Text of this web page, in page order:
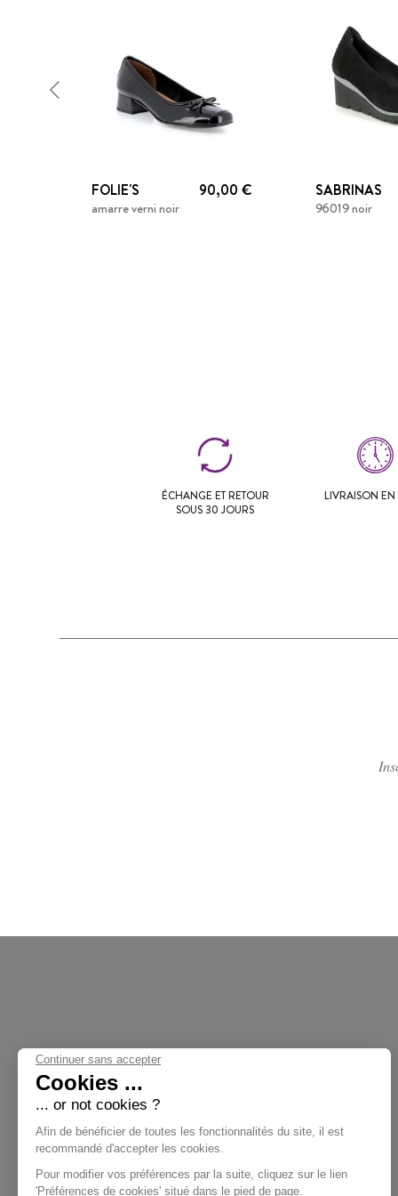
FOLIE'S 90,00 €
amarre verni noir
SABRINAS
96019 noir
ÉCHANGE ET RETOUR
SOUS 30 JOURS
LIVRAISON
Nos Collections
Continuer sans accepter
Cookies ...
... or not cookies ?
Afin de bénéficier de toutes les fonctionnalités du site, il est
recommandé d'accepter les cookies.
Pour modifier vos préférences par la suite, cliquez sur le lien
'Préférences de cookies' situé dans le pied de page.